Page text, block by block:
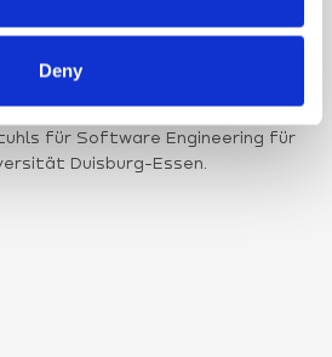
Deny
der adesso
für Software Engineering für
Duisburg-Essen.